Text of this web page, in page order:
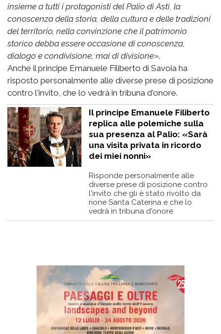
insieme a tutti i protagonisti del Palio di Asti, la
conoscenza della storia, della cultura e delle tradizioni
del territorio, nella convinzione che il patrimonio
storico debba essere occasione di conoscenza,
dialogo e condivisione, mai di divisione».
Anche il principe Emanuele Filiberto di Savoia ha
risposto personalmente alle diverse prese di posizione
contro l'invito, che lo vedrà in tribuna d'onore.
Il principe Emanuele Filiberto
replica alle polemiche sulla
sua presenza al Palio: «Sarà
una visita privata in ricordo
dei miei nonni»
Risponde personalmente alle
diverse prese di posizione contro
l'invito che gli è stato rivolto da
rione Santa Caterina e che lo
vedrà in tribuna d'onore